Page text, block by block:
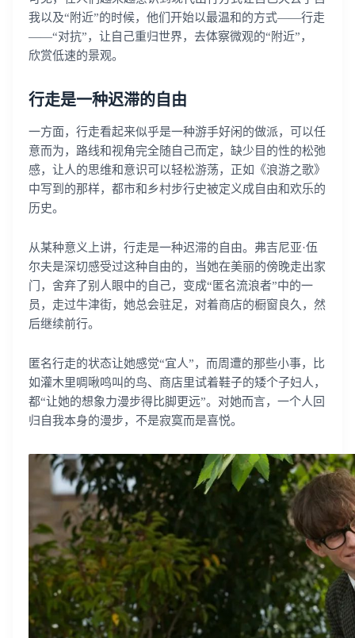
我以及“附近”的时候，他们开始以最温和的方式——行走
——“对抗”，让自己重归世界，去体察微观的“附近”，
欣赏低速的景观。
行走是一种迟滞的自由
一方面，行走看起来似乎是一种游手好闲的做派，可以任
意而为，路线和视角完全随自己而定，缺少目的性的松弛
感，让人的思维和意识可以轻松游荡，正如《浪游之歌》
中写到的那样，都市和乡村步行史被定义成自由和欢乐的
历史。
从某种意义上讲，行走是一种迟滞的自由。弗吉尼亚·伍
尔夫是深切感受过这种自由的，当她在美丽的傍晚走出家
门，舍弃了别人眼中的自己，变成“匿名流浪者”中的一
员，走过牛津街，她总会驻足，对着商店的橱窗良久，然
后继续前行。
匿名行走的状态让她感觉“宜人”，而周遭的那些小事，比
如灌木里啁啾鸣叫的鸟、商店里试着鞋子的矮个子妇人，
都“让她的想象力漫步得比脚更远”。对她而言，一个人回
归自我本身的漫步，不是寂寞而是喜悦。